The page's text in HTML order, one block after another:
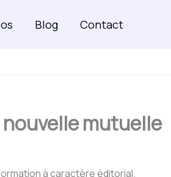
Blog Contact
mutuelle
à caractère éditorial.